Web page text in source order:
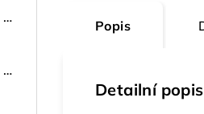
Konstrukční vrut zápustná hlava ø 4 TX20 ZŽ
Konstrukční vrut zápustná hlava ø 5 TX25 ZŽ
Popis
Detailní